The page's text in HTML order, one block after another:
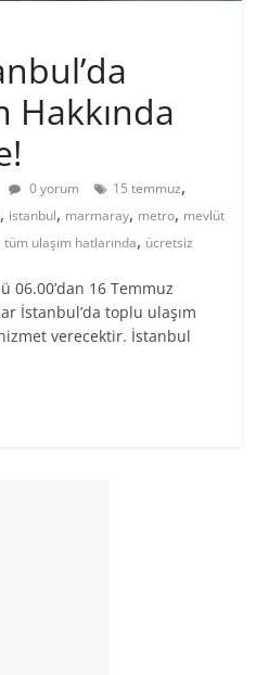
Hakkında
0 yorum 15 temmuz,
, istanbul, marmaray, metro, mevlüt
tüm ulaşım hatlarında, ücretsiz
06.00’dan 16 Temmuz
İstanbul’da toplu ulaşım
verecektir. İstanbul